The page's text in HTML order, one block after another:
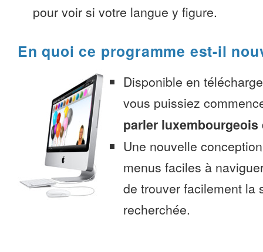
pour voir si votre langue y figure.
En quoi ce programme est-il
Disponible en
vous puissiez
parler luxembourgeois
Une nouvelle
menus faciles à
de trouver facilement la
recherchée.